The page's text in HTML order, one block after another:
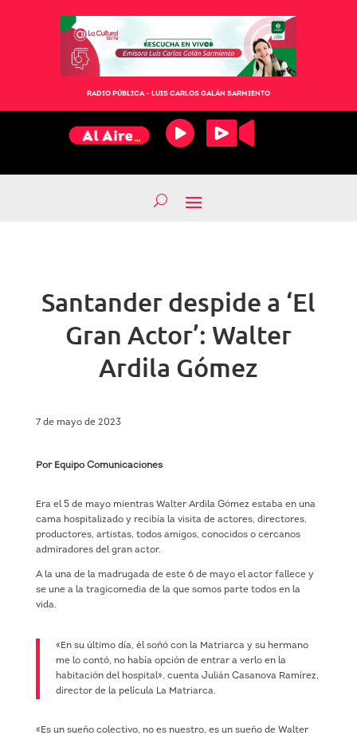
RADIO PÚBLICA – LUIS CARLOS GALÁN SARMIENTO
Santander despide a ‘El
Gran Actor’: Walter
Ardila Gómez
7 de mayo de 2023
Por Equipo Comunicaciones
Era el 5 de mayo mientras Walter Ardila Gómez estaba en una
cama hospitalizado y recibía la visita de actores, directores,
productores, artistas, todos amigos, conocidos o cercanos
admiradores del gran actor.
A la una de la madrugada de este 6 de mayo el actor fallece y
se une a la tragicomedia de la que somos parte todos en la
vida.
«En su último día, él soñó con la Matriarca y su hermano
me lo contó, no había opción de entrar a verlo en la
habitación del hospital», cuenta Julián Casanova Ramírez,
director de la película La Matriarca.
«Es un sueño colectivo, no es nuestro, es un sueño de Walter